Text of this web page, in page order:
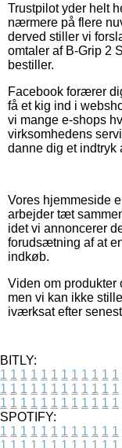
Trustpilot yder helt
nærmere på flere
derved stiller vi
omtaler af B-Grip 2
bestiller.
Facebook forærer
få et kig ind i
vi mange e-shops
virksomhedens
danne dig et indtryk
Vores hjemmeside
arbejder tæt
idet vi annoncerer
forudsætning af at
indkøb.
Viden om produkter
men vi kan ikke
iværksat efter
BITLY:
1 1 1 1 1 1 1 1 1 1 1 1
1 1 1 1 1 1 1 1 1 1 1 1
1 1 1 1 1 1 1 1 1 1 1 1
SPOTIFY:
1 1 1 1 1 1 1 1 1 1 1 1
1 1 1 1 1 1 1 1 1 1 1 1